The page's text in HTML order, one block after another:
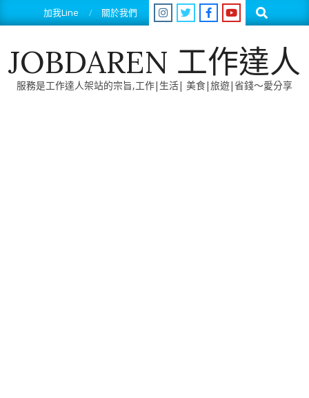
to
加我Line 關於我們 Search
JOBDAREN 工作達人
服務是工作達人架站的宗旨,工作|生活| 美食|旅遊|省錢～愛分享